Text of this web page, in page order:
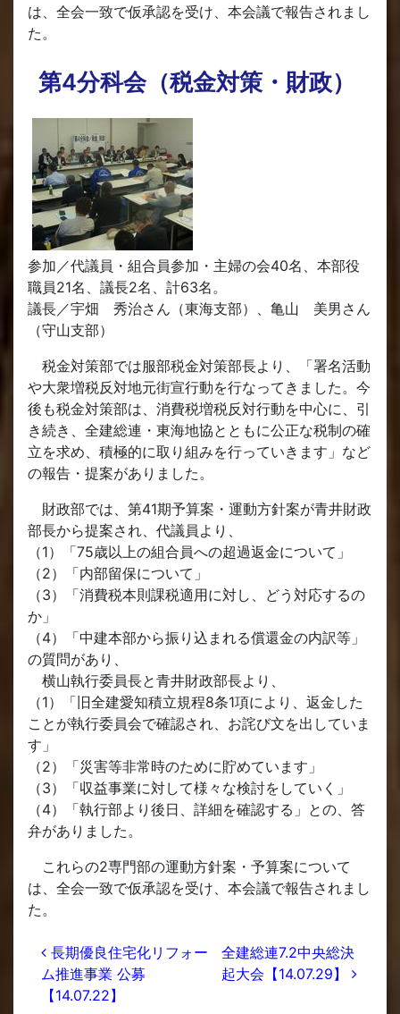
は、全会一致で仮承認を受け、本会議で報告されまし
た。
第4分科会（税金対策・財政）
参加／代議員・組合員参加・主婦の会40名、本部役
職員21名、議長2名、計63名。
議長／宇畑 秀治さん（東海支部）、亀山 美男さん
（守山支部）
税金対策部では服部税金対策部長より、「署名活動
や大衆増税反対地元街宣行動を行なってきました。今
後も税金対策部は、消費税増税反対行動を中心に、引
き続き、全建総連・東海地協とともに公正な税制の確
立を求め、積極的に取り組みを行っていきます」など
の報告・提案がありました。
財政部では、第41期予算案・運動方針案が青井財政
部長から提案され、代議員より、
（1）「75歳以上の組合員への超過返金について」
（2）「内部留保について」
（3）「消費税本則課税適用に対し、どう対応するの
か」
（4）「中建本部から振り込まれる償還金の内訳等」
の質問があり、
横山執行委員長と青井財政部長より、
（1）「旧全建愛知積立規程8条1項により、返金した
ことが執行委員会で確認され、お詫び文を出していま
す」
（2）「災害等非常時のために貯めています」
（3）「収益事業に対して様々な検討をしていく」
（4）「執行部より後日、詳細を確認する」との、答
弁がありました。
これらの2専門部の運動方針案・予算案について
は、全会一致で仮承認を受け、本会議で報告されまし
た。
投稿ナビゲーション
長期優良住宅化リフォー
ム推進事業 公募
【14.07.22】
全建総連7.2中央総決
起大会【14.07.29】